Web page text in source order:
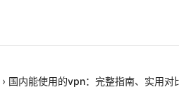
› 国内能使用的vpn：完整指南、实用对